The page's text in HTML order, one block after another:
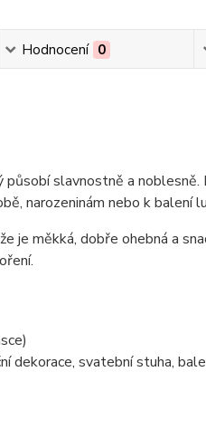
Hodnocení 0
slavnostně a noblesně.
narozeninám nebo k balení
je měkká, dobře ohebná a
dekorace, svatební stuha,